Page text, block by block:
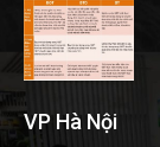
VP Hà Nội